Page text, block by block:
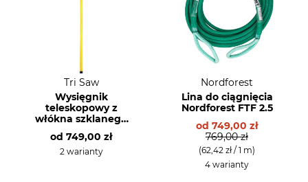
Tri Saw
Wysięgnik
teleskopowy z
włókna szklanego
Tri Saw Lock25 extra
od 749,00 zł
2 warianty
Nordforest
Lina do ciągnięcia
Nordforest FTF 2.5
od 749,00 zł
769,00 zł
(62,42 zł / 1 m)
4 warianty